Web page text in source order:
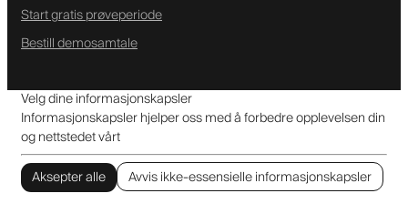
Start gratis prøveperiode
Bestill demosamtale
Velg dine informasjonskapsler
Informasjonskapsler hjelper oss med å forbedre opplevelsen din
og nettstedet vårt
Aksepter alle
Avvis ikke-essensielle informasjonskapsler